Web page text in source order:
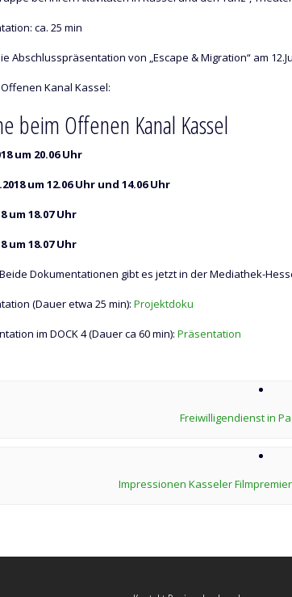
ca. 25 min
Abschlusspräsentation von „Escape & Migration“ am
Kanal Kassel:
beim Offenen Kanal Kassel
um 20.06 Uhr
um 12.06 Uhr und 14.06 Uhr
um 18.07 Uhr
um 18.07 Uhr
Dokumentationen gibt es jetzt in der Mediathek-
(Dauer etwa 25 min): Projektdoku
im DOCK 4 (Dauer ca 60 min): Präsentation
Freiwilligendienst in
Impressionen Kasseler